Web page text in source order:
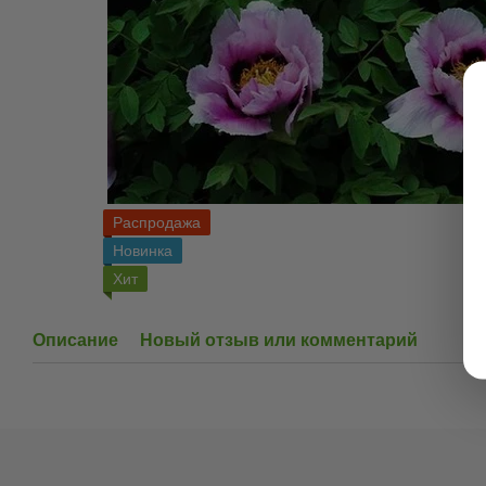
Распродажа
Новинка
Хит
Описание Новый отзыв или комментарий